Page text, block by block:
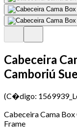
Cabeceira
Camboriú
(C�digo:
Cabeceira Cama
Frame